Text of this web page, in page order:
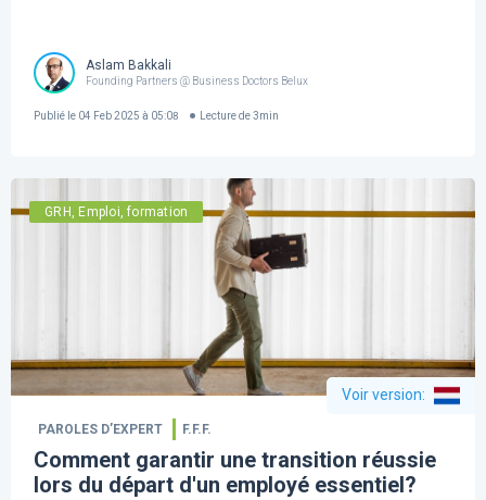
Aslam Bakkali
Founding Partners @ Business Doctors Belux
Publié le 04 Feb 2025 à 05:08 Lecture de 3min
GRH, Emploi, formation
Voir version:
PAROLES D’EXPERT F.F.F.
Comment garantir une transition réussie
lors du départ d'un employé essentiel?